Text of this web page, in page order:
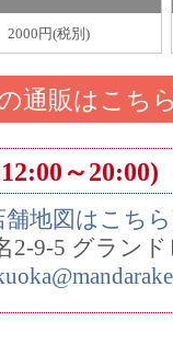
2000円(税別)
通販はこち
～20:00)
地図はこちら
2-9-5 グラン